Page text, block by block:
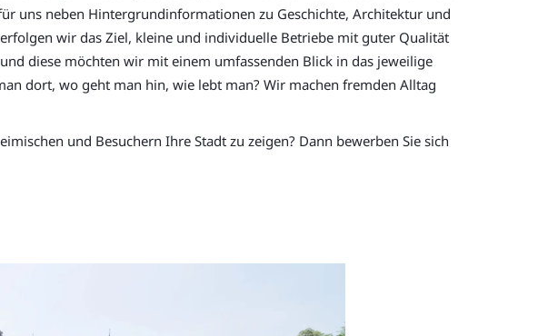
uns neben Hintergrundinformationen zu Geschichte, Architektur und
wir das Ziel, kleine und individuelle Betriebe mit guter Qualität
diese möchten wir mit einem umfassenden Blick in das jeweilige
dort, wo geht man hin, wie lebt man? Wir machen fremden Alltag
und Besuchern Ihre Stadt zu zeigen? Dann bewerben Sie sich